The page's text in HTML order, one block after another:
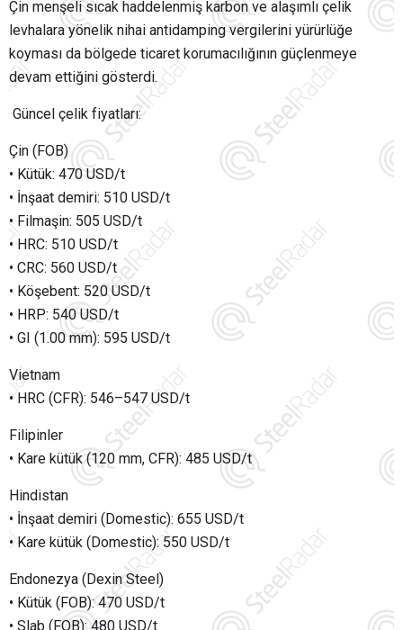
Çin menşeli sıcak haddelenmiş karbon ve alaşımlı çelik
levhalara yönelik nihai antidamping vergilerini yürürlüğe
koyması da bölgede ticaret korumacılığının güçlenmeye
devam ettiğini gösterdi.
Güncel çelik fiyatları:
Çin (FOB)
• Kütük: 470 USD/t
• İnşaat demiri: 510 USD/t
• Filmaşin: 505 USD/t
• HRC: 510 USD/t
• CRC: 560 USD/t
• Köşebent: 520 USD/t
• HRP: 540 USD/t
• GI (1.00 mm): 595 USD/t
Vietnam
• HRC (CFR): 546–547 USD/t
Filipinler
• Kare kütük (120 mm, CFR): 485 USD/t
Hindistan
• İnşaat demiri (Domestic): 655 USD/t
• Kare kütük (Domestic): 550 USD/t
Endonezya (Dexin Steel)
• Kütük (FOB): 470 USD/t
• Slab (FOB): 480 USD/t